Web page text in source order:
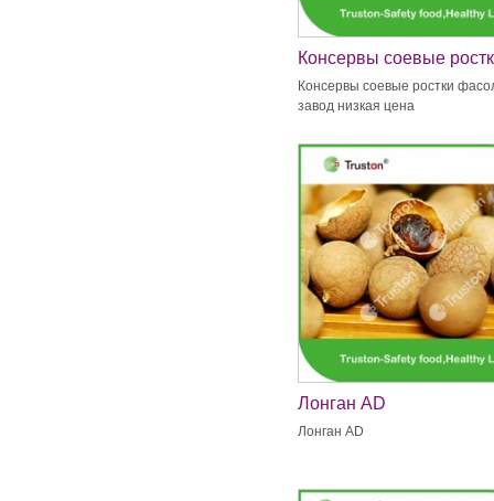
Консервы соевые
фасоли завод низкая
Консервы соевые ростки
завод низкая цена
Лонган AD
Лонган AD